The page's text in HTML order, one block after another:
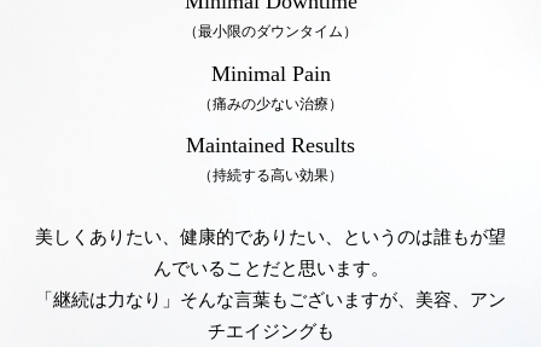
（最小限のダウンタイム）
Minimal Pain
（痛みの少ない治療）
Maintained Results
（持続する高い効果）
美しくありたい、健康的でありたい、というのは誰もが望
んでいることだと思います。
「継続は力なり」そんな言葉もございますが、美容、アン
チエイジングも